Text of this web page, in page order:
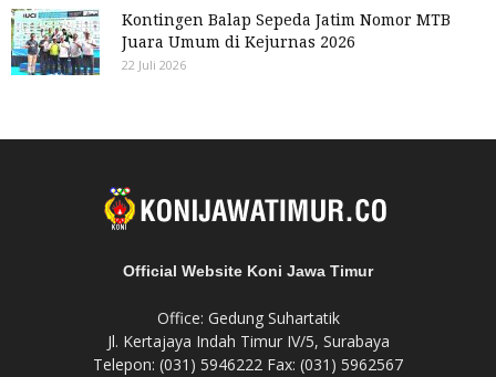
Kontingen Balap Sepeda Jatim Nomor MTB
Juara Umum di Kejurnas 2026
22 Juli 2026
Official Website Koni Jawa Timur
Office: Gedung Suhartatik
Jl. Kertajaya Indah Timur IV/5, Surabaya
Telepon: (031) 5946222 Fax: (031) 5962567